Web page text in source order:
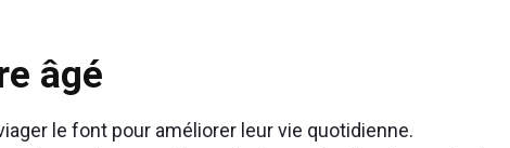
âgé
le font pour améliorer leur vie quotidienne.